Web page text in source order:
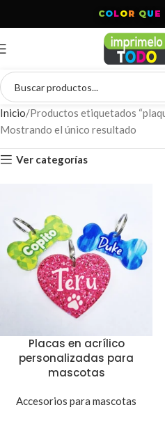
COLOR QU E
Inicio Productos etiquetados
Mostrando el único resultado
Ver categorías
Placas en acrílico
personalizadas para
mascotas
Accesorios para mascotas